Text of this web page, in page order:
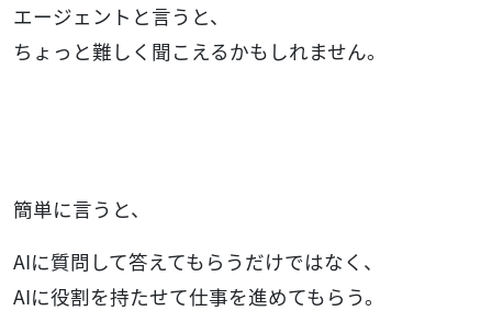
エージェントと言うと、
ちょっと難しく聞こえるかもしれません。
簡単に言うと、
AIに質問して答えてもらうだけではなく、
AIに役割を持たせて仕事を進めてもらう。